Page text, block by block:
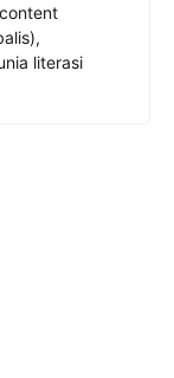
literasi